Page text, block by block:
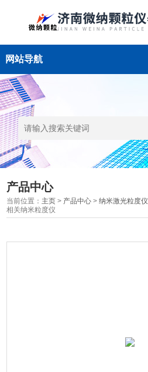
网站导航
产品中心
当前位置： 主页 > 产品中心 >纳米激光粒度仪
相关纳米粒度仪